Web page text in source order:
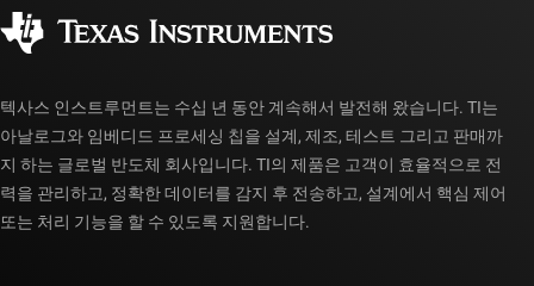
myTI 계정 FAQ
텍사스 인스트루먼트는 수십 년 동안 계속해서 발전해 왔습니다. TI는
아날로그와 임베디드 프로세싱 칩을 설계, 제조, 테스트 그리고 판매까
지 하는 글로벌 반도체 회사입니다. TI의 제품은 고객이 효율적으로 전
력을 관리하고, 정확한 데이터를 감지 후 전송하고, 설계에서 핵심 제어
또는 처리 기능을 할 수 있도록 지원합니다.